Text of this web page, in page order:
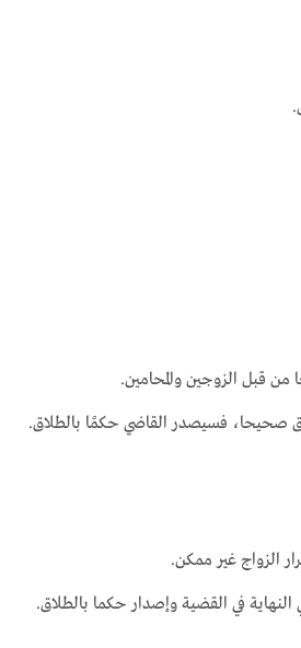
من قبل الزوجين والمحامين.
صحيحا، فسيصدر القاضي حكمًا بالطلاق.
الزواج غير ممكن.
في القضية وإصدار حكما بالطلاق.